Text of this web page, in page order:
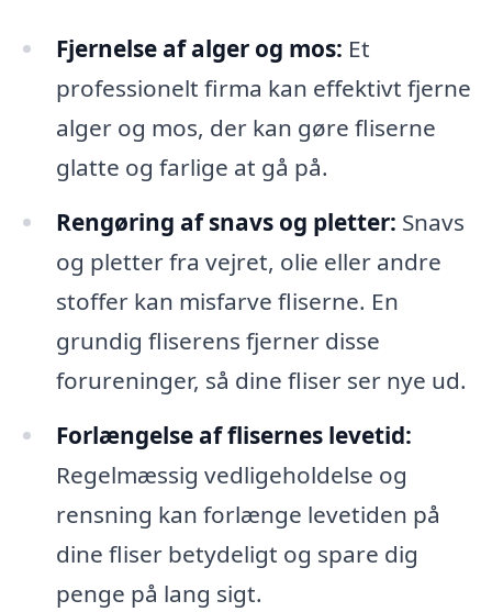
Fjernelse af alger og mos: Et
professionelt firma kan effektivt fjerne
alger og mos, der kan gøre fliserne
glatte og farlige at gå på.
Rengøring af snavs og pletter: Snavs
og pletter fra vejret, olie eller andre
stoffer kan misfarve fliserne. En
grundig fliserens fjerner disse
forureninger, så dine fliser ser nye ud.
Forlængelse af flisernes levetid:
Regelmæssig vedligeholdelse og
rensning kan forlænge levetiden på
dine fliser betydeligt og spare dig
penge på lang sigt.